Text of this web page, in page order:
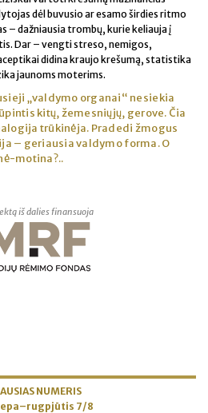
dėl buvusio ar esamo širdies ritmo
– dažniausia trombų, kurie keliauja į
Dar – vengti streso, nemigos,
didina kraujo krešumą, statistika
jaunoms moterims.
„valdymo organai“ nesiekia
kitų, žemesniųjų, gerove. Čia
trūkinėja. Pradedi žmogus
– geriausia valdymo forma. O
motina?..
iš dalies finansuoja
NUMERIS
7/8